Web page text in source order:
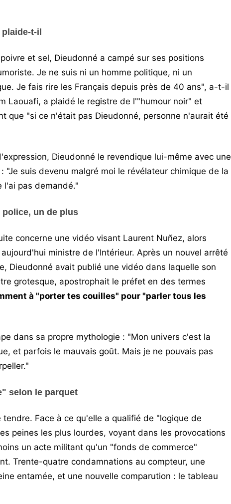
t-il
et sel, Dieudonné a campé sur ses positions
Je ne suis ni un homme politique, ni un
Je fais rire les Français depuis près de 40 ans", a-t-il
Laouafi, a plaidé le registre de l'"humour noir" et
que "si ce n'était pas Dieudonné, personne n'aurait été
Dieudonné le revendique lui-même avec une
"Je suis devenu malgré moi le révélateur chimique de la
l'ai pas demandé."
un de plus
concerne une vidéo visant Laurent Nuñez, alors
ministre de l'Intérieur. Après un nouvel arrêté
Dieudonné avait publié une vidéo dans laquelle son
grotesque, apostrophait le préfet en des termes
à "porter tes couilles" pour "parler tous les
dans sa propre mythologie : "Mon univers c'est la
et parfois le mauvais goût. Mais je ne pouvais pas
selon le parquet
Face à ce qu'elle a qualifié de "logique de
peines les plus lourdes, voyant dans les provocations
un acte militant qu'un "fonds de commerce"
Trente-quatre condamnations au compteur, une
entamée, et une nouvelle comparution : le tableau